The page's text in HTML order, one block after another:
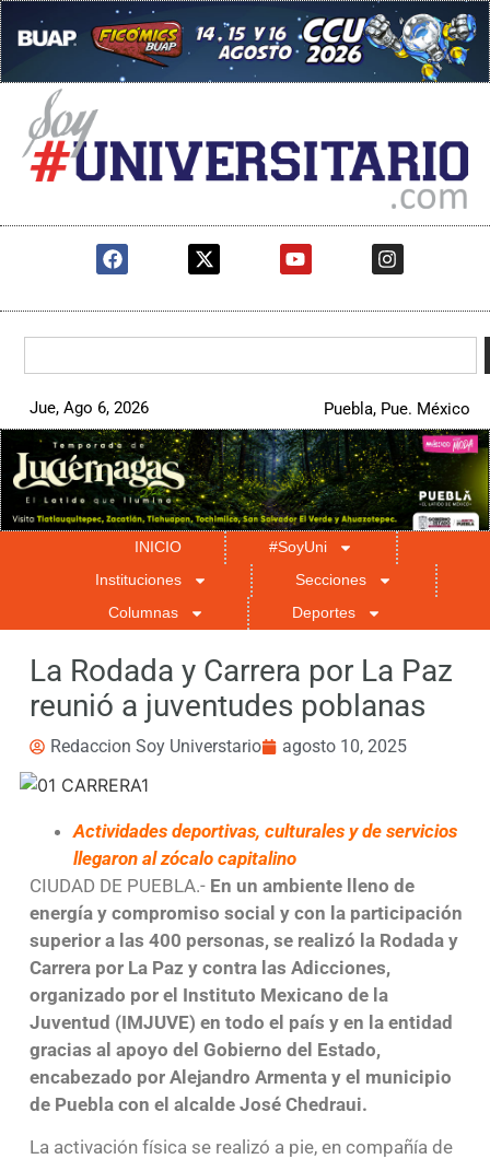
Jue, Ago 6, 2026 Puebla, Pue. México
INICIO
#SoyUni
Instituciones
Secciones
Columnas
Deportes
La Rodada y Carrera por La Paz
reunió a juventudes poblanas
Redaccion Soy Universtario agosto 10, 2025
Actividades deportivas, culturales y de servicios
llegaron al zócalo capitalino
CIUDAD DE PUEBLA.- En un ambiente lleno de
energía y compromiso social y con la participación
superior a las 400 personas, se realizó la Rodada y
Carrera por La Paz y contra las Adicciones,
organizado por el Instituto Mexicano de la
Juventud (IMJUVE) en todo el país y en la entidad
gracias al apoyo del Gobierno del Estado,
encabezado por Alejandro Armenta y el municipio
de Puebla con el alcalde José Chedraui.
La activación física se realizó a pie, en compañía de